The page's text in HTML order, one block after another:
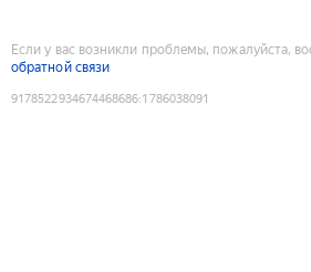
Если у вас возникли проблемы, пожалуйста,
обратной связи
9178522934674468686:1786038091